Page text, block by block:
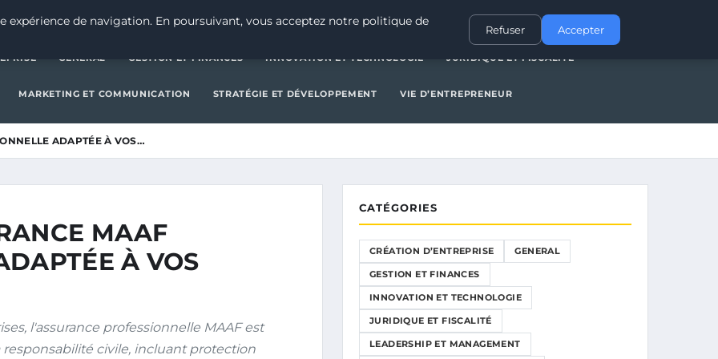
GENERAL GESTION ET FINANCESINNOVATION ET TECHNOLOGIE
GENERAL GESTION ET FINANCES INNOVATION ET TECHNOLOGIE JURIDIQUE ET FISCALITÉ
MARKETING ET COMMUNICATION STRATÉGIE ET DÉVELOPPEMENT VIE D’ENTREPRENEUR
ADAPTÉE À VOS…
MAAF
À VOS
l'assurance professionnelle MAAF est
civile, incluant protection
CATÉGORIES
CRÉATION D’ENTREPRISE GENERAL
GESTION ET FINANCES
INNOVATION ET TECHNOLOGIE
JURIDIQUE ET FISCALITÉ
LEADERSHIP ET MANAGEMENT
de navigation. En poursuivant, vous acceptez notre politique de
Refuser Accepter